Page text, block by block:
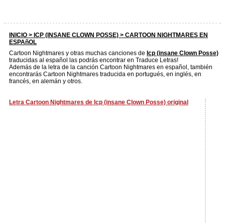
INICIO > ICP (INSANE CLOWN POSSE) > CARTOON NIGHTMARES EN
ESPAñOL
Cartoon Nightmares y otras muchas canciones de Icp (insane Clown Posse)
traducidas al español las podrás encontrar en Traduce Letras!
Además de la letra de la canción Cartoon Nightmares en español, también
encontrarás Cartoon Nightmares traducida en portugués, en inglés, en
francés, en alemán y otros.
Letra Cartoon Nightmares de Icp (insane Clown Posse) original